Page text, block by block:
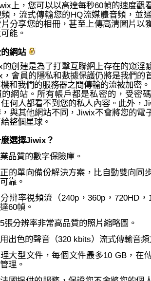
上，您可以以高達每秒60幀的速度觀
頻，流式傳輸您的HQ流媒體音頻，並
分享您的相冊，甚至上傳高清圖片以
能。
網站
的創建是為了打擊互聯網上存在的窺淫
，會員的隱私和數據保護仍將是我們的
和我們的服務器之間傳輸的流被加密
的網站。所有帳戶都是私密的，受密
何人都看不到您的私人內容。此外，
與其他網站不同，Jiwix不會將您的電
整個星球。
選擇Jiwix？
品質的數字保險庫。
的單向備份解決方案，比自動雙向同
靠。
辨率視頻流（240p，360p，720HD
60幀。
張分辨率非常高品質的照片縮略圖。
出色的聲音（320 kbits）流式傳輸音
大型文件，每個文件最多10 GB，在
理。